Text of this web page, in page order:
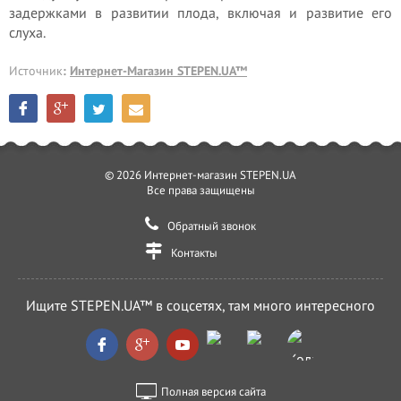
задержками в развитии плода, включая и развитие его
слуха.
Источник: Интернет-Магазин STEPEN.UA™
© 2026 Интернет-магазин STEPEN.UA
Все права защищены
Обратный звонок
Контакты
Ищите STEPEN.UA™ в соцсетях, там много интересного
Полная версия сайта